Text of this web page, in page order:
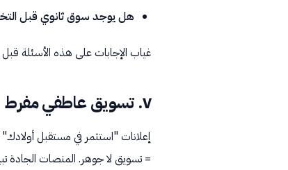
هل يوجد سوق ثانوي قبل
غياب الإجابات على هذه الأسئلة
٧. تسويق عاطفي مفرط
إعلانات "استثمر في مستقبل
= تسويق لا جوهر. المنصات الجادة